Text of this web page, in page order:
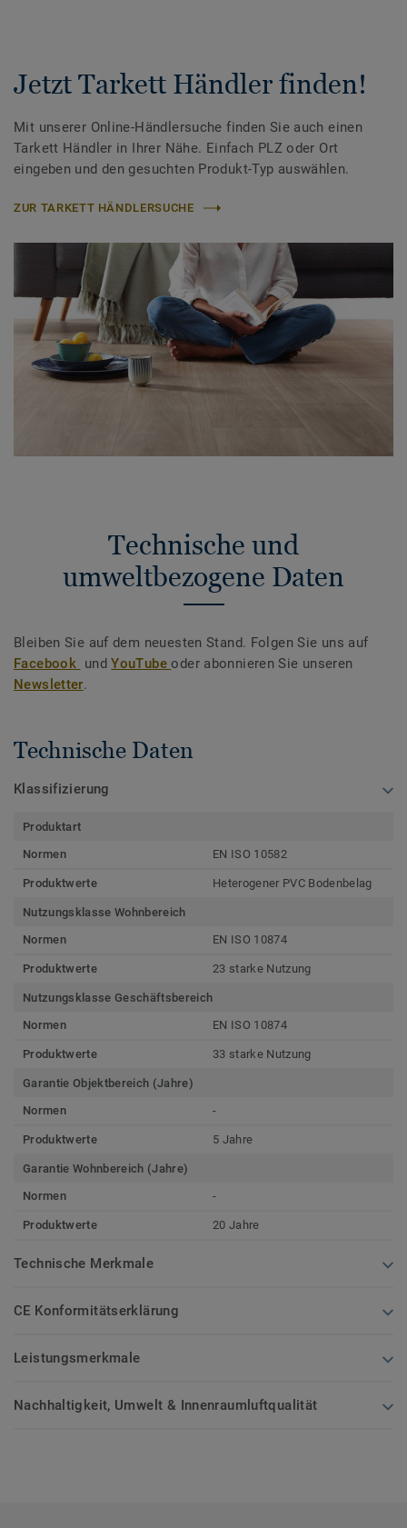
Jetzt Tarkett Händler finden!
Mit unserer Online-Händlersuche finden Sie auch einen
Tarkett Händler in Ihrer Nähe. Einfach PLZ oder Ort
eingeben und den gesuchten Produkt-Typ auswählen.
ZUR TARKETT HÄNDLERSUCHE
Technische und
umweltbezogene Daten
Bleiben Sie auf dem neuesten Stand. Folgen Sie uns auf
Facebook undYouTubeoder abonnieren Sie unseren
Newsletter.
Technische Daten
Klassifizierung
Produktart
Normen
EN ISO 10582
Produktwerte Heterogener PVC Bodenbelag
Nutzungsklasse Wohnbereich
Normen
EN ISO 10874
Produktwerte 23 starke Nutzung
Nutzungsklasse Geschäftsbereich
Normen
EN ISO 10874
Produktwerte 33 starke Nutzung
Garantie Objektbereich (Jahre)
Normen
-
Produktwerte 5 Jahre
Garantie Wohnbereich (Jahre)
Normen
-
Produktwerte 20 Jahre
Technische Merkmale
CE Konformitätserklärung
Leistungsmerkmale
Nachhaltigkeit, Umwelt & Innenraumluftqualität